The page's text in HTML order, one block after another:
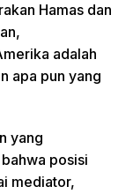
Hamas dan
adalah
apa pun yang
yang
posisi
mediator,